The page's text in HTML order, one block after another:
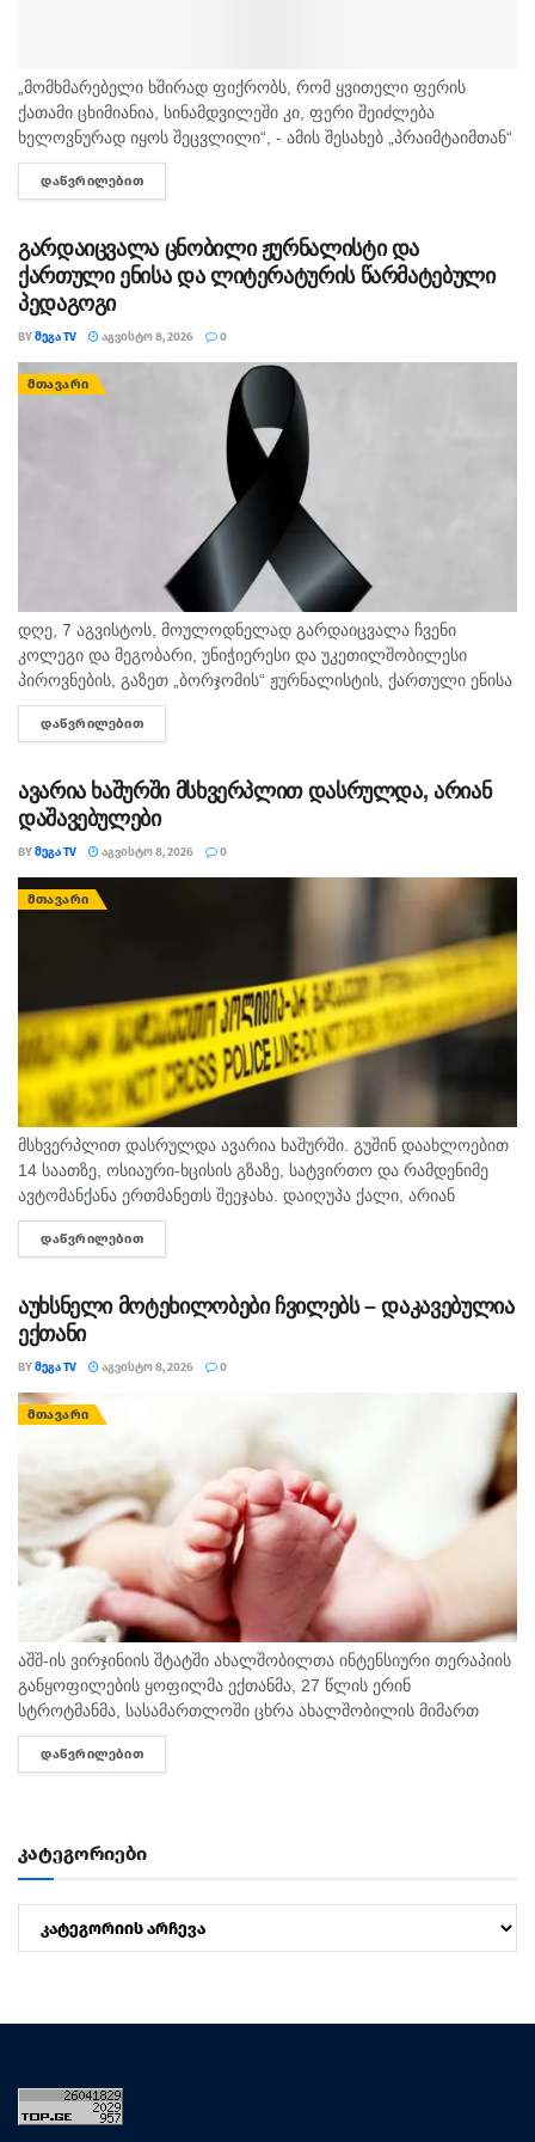
„მომხმარებელი ხშირად ფიქრობს, რომ ყვითელი ფერის
ქათამი ცხიმიანია, სინამდვილეში კი, ფერი შეიძლება
ხელოვნურად იყოს შეცვლილი“, - ამის შესახებ „პრაიმტაიმთან“
სურსათის უვნებლობის სპეციალისტი, ირაკლი არაბული
საუბრობს. „ბაზარი ითხოვს, რომ ქათამი იყოს...
ᲓᲐᲬᲕᲠᲘᲚᲔᲑᲘᲗ
გარდაიცვალა ცნობილი ჟურნალისტი და
ქართული ენისა და ლიტერატურის წარმატებული
პედაგოგი
BYᲛᲔᲒᲐ TV ᲐᲒᲕᲘᲡᲢᲝ 8, 2026 0
ᲛᲗᲐᲕᲐᲠᲘ
დღე, 7 აგვისტოს, მოულოდნელად გარდაიცვალა ჩვენი
კოლეგი და მეგობარი, უნიჭიერესი და უკეთილშობილესი
პიროვნების, გაზეთ „ბორჯომის“ ჟურნალისტის, ქართული ენისა
და ლიტერატურის პედაგოგი მონიკა ჭანტურია. "მეგა ტვ"
უდიდეს მწუხარებას გამოვხატავს მონიკა ჭანტურიას
ᲓᲐᲬᲕᲠᲘᲚᲔᲑᲘᲗ
ავარია ხაშურში მსხვერპლით დასრულდა, არიან
დაშავებულები
BYᲛᲔᲒᲐ TV ᲐᲒᲕᲘᲡᲢᲝ 8, 2026 0
ᲛᲗᲐᲕᲐᲠᲘ
მსხვერპლით დასრულდა ავარია ხაშურში. გუშინ დაახლოებით
14 საათზე, ოსიაური-ხცისის გზაზე, სატვირთო და რამდენიმე
ავტომანქანა ერთმანეთს შეეჯახა. დაიღუპა ქალი, არიან
დაშავებულებიც. შსს-ს ინფორმაციით, გამოძიება 276-ე მუხლის
მე-6 ნაწილით მიმდინარეობს.
ᲓᲐᲬᲕᲠᲘᲚᲔᲑᲘᲗ
აუხსნელი მოტეხილობები ჩვილებს – დაკავებულია
ექთანი
BYᲛᲔᲒᲐ TV ᲐᲒᲕᲘᲡᲢᲝ 8, 2026 0
ᲛᲗᲐᲕᲐᲠᲘ
აშშ-ის ვირჯინიის შტატში ახალშობილთა ინტენსიური თერაპიის
განყოფილების ყოფილმა ექთანმა, 27 წლის ერინ
სტროტმანმა, სასამართლოში ცხრა ახალშობილის მიმართ
ბავშვზე ძალადობის ბრალდებაზე დანაშაული არ უარყო. საქმე
ერთ-ერთ ყველაზე გახმაურებულ სამედიცინო სკანდალად
ᲓᲐᲬᲕᲠᲘᲚᲔᲑᲘᲗ
კატეგორიები